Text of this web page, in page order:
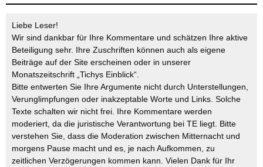
Liebe Leser!
Wir sind dankbar für Ihre Kommentare und schätzen Ihre aktive
Beteiligung sehr. Ihre Zuschriften können auch als eigene
Beiträge auf der Site erscheinen oder in unserer
Monatszeitschrift „Tichys Einblick“.
Bitte entwerten Sie Ihre Argumente nicht durch Unterstellungen,
Verunglimpfungen oder inakzeptable Worte und Links. Solche
Texte schalten wir nicht frei. Ihre Kommentare werden
moderiert, da die juristische Verantwortung bei TE liegt. Bitte
verstehen Sie, dass die Moderation zwischen Mitternacht und
morgens Pause macht und es, je nach Aufkommen, zu
zeitlichen Verzögerungen kommen kann. Vielen Dank für Ihr